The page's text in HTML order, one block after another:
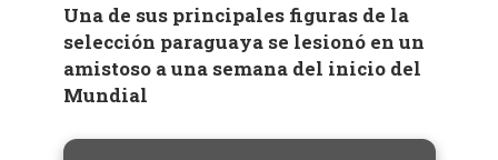
Una de sus principales figuras de la
selección paraguaya se lesionó en un
amistoso a una semana del inicio del
Mundial